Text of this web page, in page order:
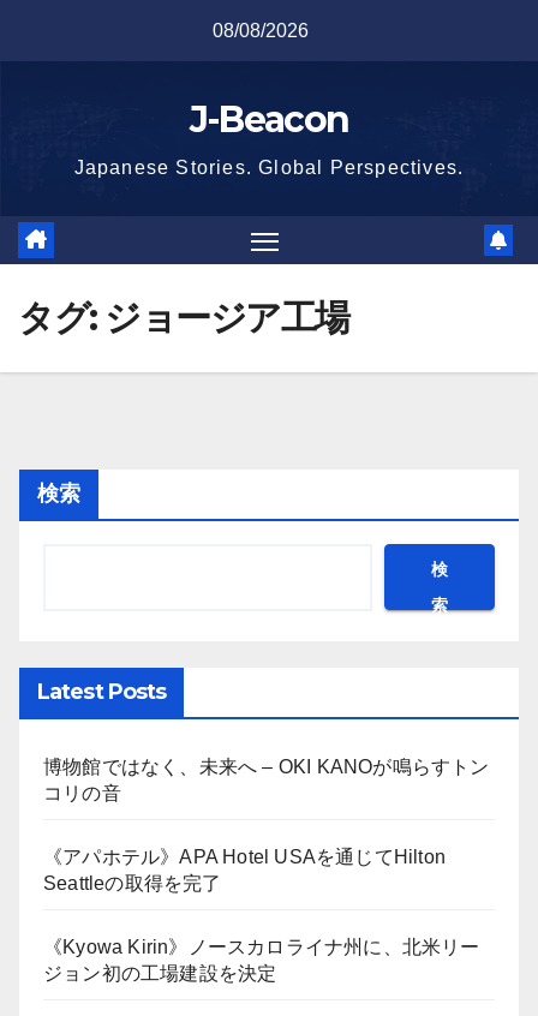
08/08/2026
J-Beacon
Japanese Stories. Global Perspectives.
タグ: ジョージア工場
検索
検
索
Latest Posts
博物館ではなく、未来へ – OKI KANOが鳴らすトン
コリの音
《アパホテル》APA Hotel USAを通じてHilton
Seattleの取得を完了
《Kyowa Kirin》ノースカロライナ州に、北米リー
ジョン初の工場建設を決定